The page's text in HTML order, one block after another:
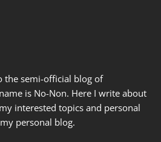
the semi-official blog of
is No-Non. Here I write about
interested topics and personal
personal blog.